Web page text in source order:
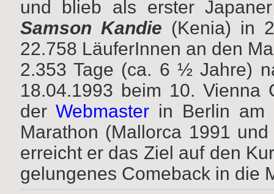
und blieb als erster
Samson Kandie (Kenia) in
22.758 LäuferInnen an den
2.353 Tage (ca. 6 ½ Jahre)
18.04.1993 beim 10. Vienna
derWebmaster in Berlin am
Marathon (Mallorca 1991
erreicht er das Ziel auf den
gelungenes Comeback in die